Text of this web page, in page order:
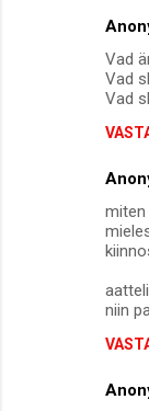
Vad
Vad
Vad
miten
niin